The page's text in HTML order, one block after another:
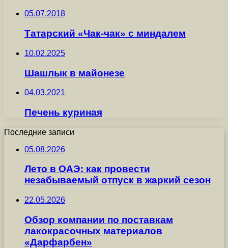
05.07.2018
Татарский «Чак-чак» с миндалем
10.02.2025
Шашлык в майонезе
04.03.2021
Печень куриная
Последние записи
05.08.2026
Лето в ОАЭ: как провести
незабываемый отпуск в жаркий сезон
22.05.2026
Обзор компании по поставкам
лакокрасочных материалов
«Дарфарбен»